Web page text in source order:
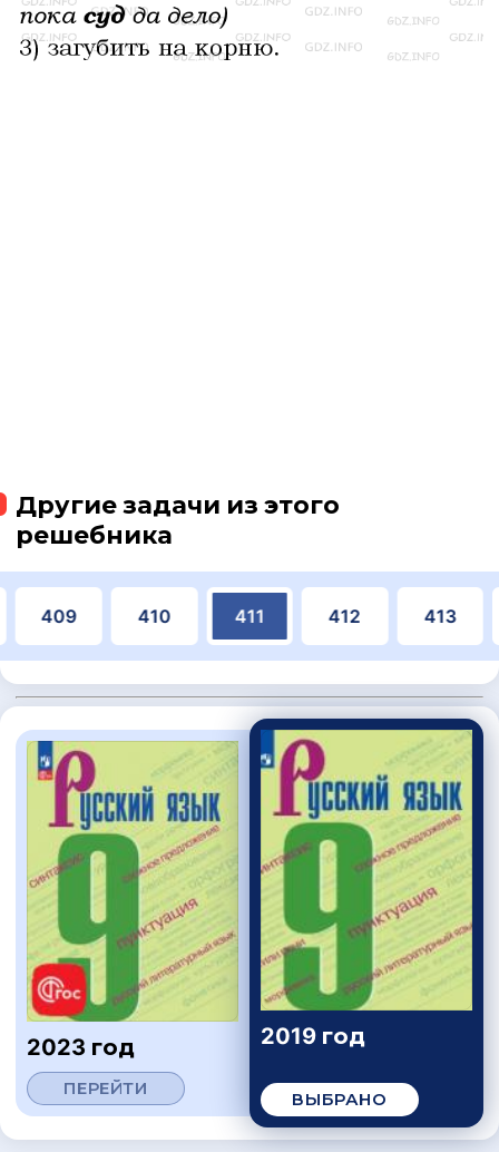
Другие задачи из этого
решебника
409 410 411 412 413
2023 год
ПЕРЕЙТИ
2019 год
ВЫБРАНО